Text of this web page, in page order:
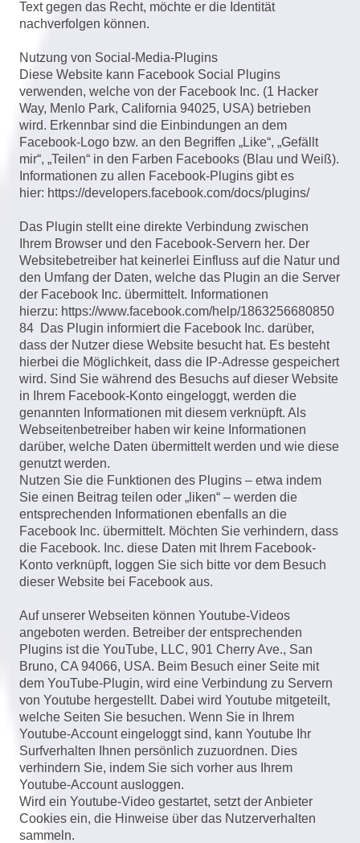
Text gegen das Recht, möchte er die Identität
nachverfolgen können.
Nutzung von Social-Media-Plugins
Diese Website kann Facebook Social Plugins
verwenden, welche von der Facebook Inc. (1 Hacker
Way, Menlo Park, California 94025, USA) betrieben
wird. Erkennbar sind die Einbindungen an dem
Facebook-Logo bzw. an den Begriffen „Like“, „Gefällt
mir“, „Teilen“ in den Farben Facebooks (Blau und Weiß).
Informationen zu allen Facebook-Plugins gibt es
hier: https://developers.facebook.com/docs/plugins/
Das Plugin stellt eine direkte Verbindung zwischen
Ihrem Browser und den Facebook-Servern her. Der
Websitebetreiber hat keinerlei Einfluss auf die Natur und
den Umfang der Daten, welche das Plugin an die Server
der Facebook Inc. übermittelt. Informationen
hierzu: https://www.facebook.com/help/1863256680850
84 Das Plugin informiert die Facebook Inc. darüber,
dass der Nutzer diese Website besucht hat. Es besteht
hierbei die Möglichkeit, dass die IP-Adresse gespeichert
wird. Sind Sie während des Besuchs auf dieser Website
in Ihrem Facebook-Konto eingeloggt, werden die
genannten Informationen mit diesem verknüpft. Als
Webseitenbetreiber haben wir keine Informationen
darüber, welche Daten übermittelt werden und wie diese
genutzt werden.
Nutzen Sie die Funktionen des Plugins – etwa indem
Sie einen Beitrag teilen oder „liken“ – werden die
entsprechenden Informationen ebenfalls an die
Facebook Inc. übermittelt. Möchten Sie verhindern, dass
die Facebook. Inc. diese Daten mit Ihrem Facebook-
Konto verknüpft, loggen Sie sich bitte vor dem Besuch
dieser Website bei Facebook aus.
Auf unserer Webseiten können Youtube-Videos
angeboten werden. Betreiber der entsprechenden
Plugins ist die YouTube, LLC, 901 Cherry Ave., San
Bruno, CA 94066, USA. Beim Besuch einer Seite mit
dem YouTube-Plugin, wird eine Verbindung zu Servern
von Youtube hergestellt. Dabei wird Youtube mitgeteilt,
welche Seiten Sie besuchen. Wenn Sie in Ihrem
Youtube-Account eingeloggt sind, kann Youtube Ihr
Surfverhalten Ihnen persönlich zuzuordnen. Dies
verhindern Sie, indem Sie sich vorher aus Ihrem
Youtube-Account ausloggen.
Wird ein Youtube-Video gestartet, setzt der Anbieter
Cookies ein, die Hinweise über das Nutzerverhalten
sammeln.